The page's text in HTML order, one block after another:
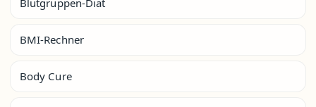
BMI-Rechner
Body Cure